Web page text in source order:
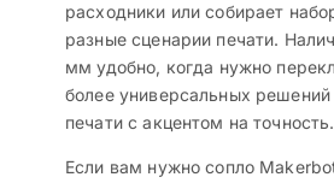
расходники или собирает
разные сценарии печати.
мм удобно, когда нужно
более универсальных
печати с акцентом на
Если вам нужно сопло